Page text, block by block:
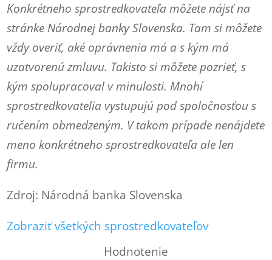
Konkrétneho sprostredkovateľa môžete nájsť na
stránke Národnej banky Slovenska. Tam si môžete
vždy overiť, aké oprávnenia má a s kým má
uzatvorenú zmluvu. Takisto si môžete pozrieť, s
kým spolupracoval v minulosti. Mnohí
sprostredkovatelia vystupujú pod spoločnosťou s
ručením obmedzeným. V takom prípade nenájdete
meno konkrétneho sprostredkovateľa ale len
firmu.
Zdroj: Národná banka Slovenska
Zobraziť všetkých sprostredkovateľov
Hodnotenie